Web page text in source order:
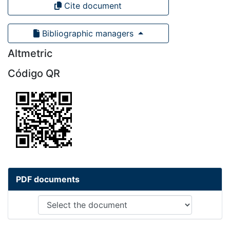
Cite document
Bibliographic managers
Altmetric
Código QR
PDF documents